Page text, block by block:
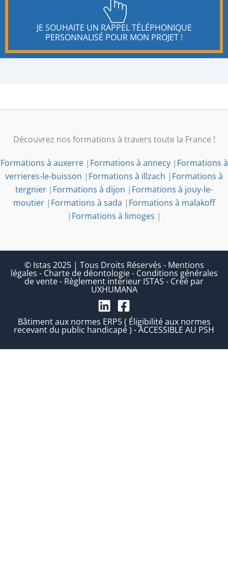
JE SOUHAITE UN RAPPEL TÉLÉPHONIQUE
PERSONNALISÉ POUR MON PROJET !
Découvrez nos formations à travers toute la France !
Formations à auxerre| Formations à annecy| Formations à
verrieres-le-buisson | Formations à illzach | Formations à
tergnier | Formations à dijon | Formations à jouy-le-
moutier| Formations à sada | Formations à malakoff
| Formations à limoges |
© Istas 2025 | Tous Droits Réservés - Mentions
légales - Charte de déontologie- Conditions générales
de vente- Règlement intérieur ISTAS - Créé par
UXHUMANA
Bâtiment aux normes ERP5 ( Éligibilité aux normes
recevant du public handicapé ) - ACCESSIBLE AU PSH